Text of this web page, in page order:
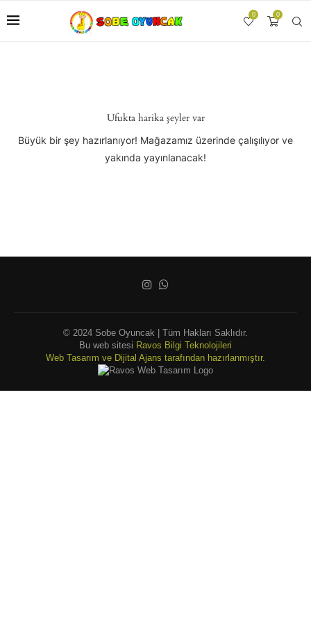
0
0
Ufukta harika şeyler var
Büyük bir şey hazırlanıyor! Mağazamız üzerinde çalışılıyor ve
yakında yayınlanacak!
© 2024 Sobe Oyuncak | Tüm Hakları Saklıdır.
Bu web sitesi Ravos Bilgi Teknolojileri
Web Tasarım ve Dijital Ajans tarafından hazırlanmıştır.